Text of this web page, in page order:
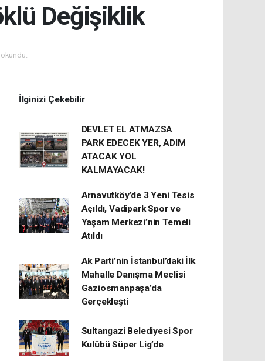
Değişiklik
İlginizi Çekebilir
DEVLET EL ATMAZSA
PARK EDECEK YER, ADIM
ATACAK YOL
KALMAYACAK!
Arnavutköy’de 3 Yeni Tesis
Açıldı, Vadipark Spor ve
Yaşam Merkezi’nin Temeli
Atıldı
Ak Parti’nin İstanbul’daki İlk
Mahalle Danışma Meclisi
Gaziosmanpaşa’da
Gerçekleşti
Sultangazi Belediyesi Spor
Kulübü Süper Lig’de